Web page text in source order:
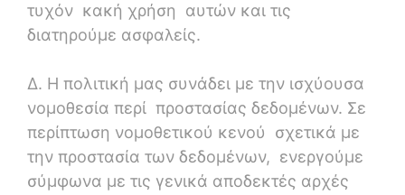
τυχόν κακή χρήση αυτών και τις
διατηρούμε ασφαλείς.
Δ. Η πολιτική μας συνάδει με την ισχύουσα
νομοθεσία περί προστασίας δεδομένων. Σε
περίπτωση νομοθετικού κενού σχετικά με
την προστασία των δεδομένων, ενεργούμε
σύμφωνα με τις γενικά αποδεκτές αρχές